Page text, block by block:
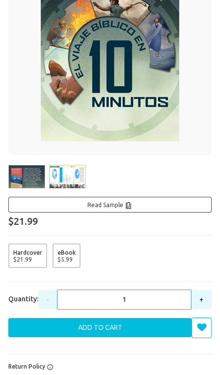
Read Sample
$21.99
Hardcover
$21 .99
eBook
$5.99
Quantity: - +
ADD TO CART
Return Policy